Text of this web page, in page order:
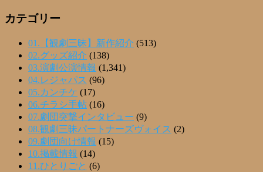
カテゴリー
01.【観劇三昧】新作紹介 (513)
02.グッズ紹介 (138)
03.演劇公演情報 (1,341)
04.レジャパス (96)
05.カンチケ (17)
06.チラシ手帖 (16)
07.劇団突撃インタビュー (9)
08.観劇三昧パートナーズヴォイス (2)
09.劇団向け情報 (15)
10.掲載情報 (14)
11.ひとりごと (6)